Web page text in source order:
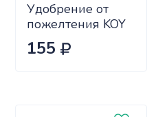
Удобрение от
пожелтения KOY
REASIL 0.25л СЖ
х9
155